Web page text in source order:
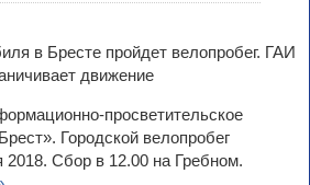
просветительское
Городской велопробег
2018. Сбор в 12.00 на Гребном.